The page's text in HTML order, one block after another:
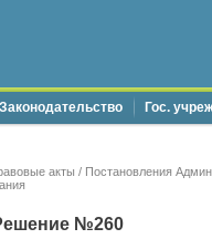
Законодательство Гос.
акты / Постановления
№260